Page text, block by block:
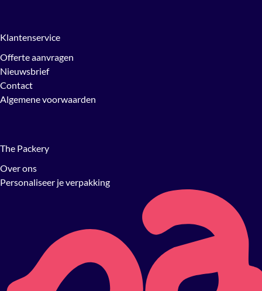
Klantenservice
Offerte aanvragen
Nieuwsbrief
Contact
Algemene voorwaarden
The Packery
Over ons
Personaliseer je verpakking